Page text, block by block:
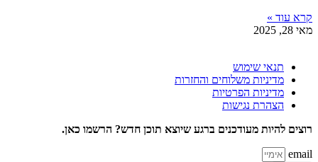
קרא עוד »
מאי 28, 2025
תנאי שימוש
מדיניות משלוחים והחזרות
מדיניות הפרטיות
הצהרת נגישות
רוצים להיות מעודכנים ברגע שיוצא תוכן חדש? הרשמו כאן.
email